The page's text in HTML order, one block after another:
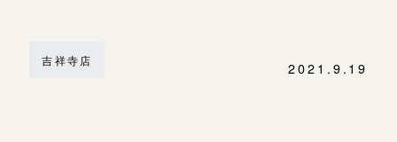
吉祥寺店 2021.9.19